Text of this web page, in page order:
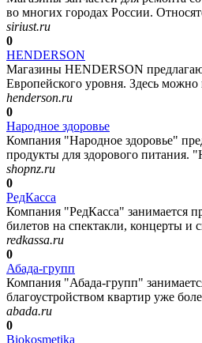
во многих городах России.
siriust.ru
0
HENDERSON
Магазины HENDERSON
Европейского уровня. Здесь можно
henderson.ru
0
Народное здоровье
Компания "Народное здоровье"
продукты для здорового питания.
shopnz.ru
0
РедКасса
Компания "РедКасса" занимается
билетов на спектакли, концерты и
redkassa.ru
0
Абада-групп
Компания "Абада-групп"
благоустройством квартир уже
abada.ru
0
Biokosmetika